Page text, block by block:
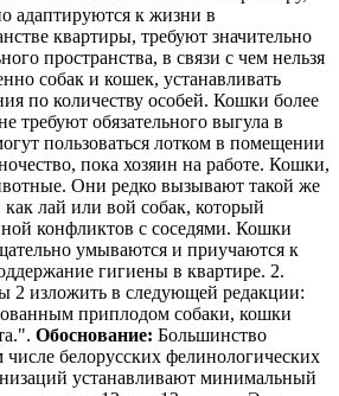
адаптируются к жизни в
квартиры, требуют значительно
пространства, в связи с чем нельзя
собак и кошек, устанавливать
по количеству особей. Кошки более
требуют обязательного выгула в
пользоваться лотком в помещении
пока хозяин на работе. Кошки,
Они редко вызывают такой же
как лай или вой собак, который
конфликтов с соседями. Кошки
умываются и приучаются к
гигиены в квартире. 2.
2 изложить в следующей редакции:
приплодом собаки, кошки
Обоснование: Большинство
белорусских фелинологических
устанавливают минимальный